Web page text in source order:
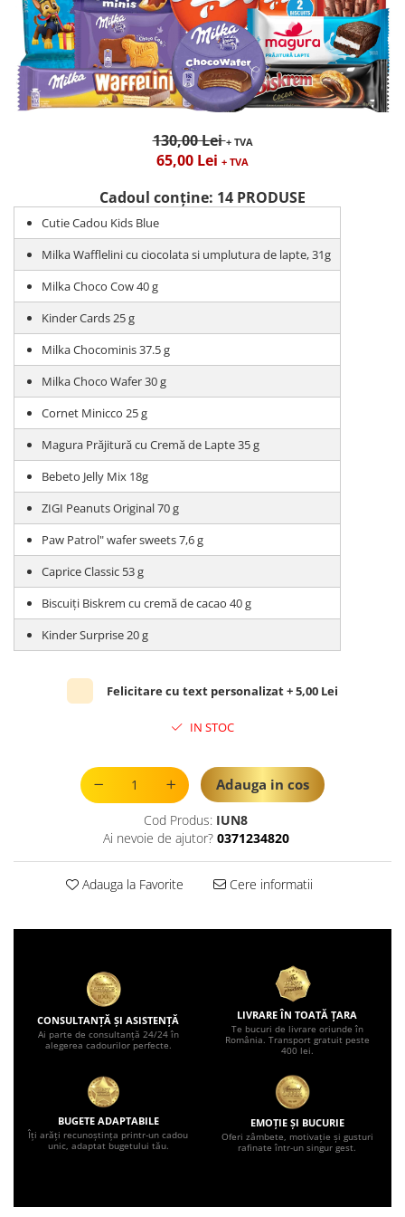
130,00 Lei+ TVA
65,00 Lei + TVA
Cadoul conține: 14 PRODUSE
Cutie Cadou Kids Blue
Milka Wafflelini cu ciocolata si umplutura de lapte, 31g
Milka Choco Cow 40 g
Kinder Cards 25 g
Milka Chocominis 37.5 g
Milka Choco Wafer 30 g
Cornet Minicco 25 g
Magura Prăjitură cu Cremă de Lapte 35 g
Bebeto Jelly Mix 18g
ZIGI Peanuts Original 70 g
Paw Patrol" wafer sweets 7,6 g
Caprice Classic 53 g
Biscuiți Biskrem cu cremă de cacao 40 g
Kinder Surprise 20 g
Felicitare cu text personalizat + 5,00 Lei
IN STOC
Adauga in cos
Cod Produs: IUN8
Ai nevoie de ajutor? 0371234820
Adauga la Favorite Cere informatii
CONSULTANȚĂ ȘI ASISTENȚĂ
Ai parte de consultanță 24/24 în
alegerea cadourilor perfecte.
LIVRARE ÎN TOATĂ ȚARA
Te bucuri de livrare oriunde în
România. Transport gratuit peste
400 lei.
BUGETE ADAPTABILE
Îți arăți recunoștința printr-un cadou
unic, adaptat bugetului tău.
EMOȚIE ȘI BUCURIE
Oferi zâmbete, motivație și gusturi
rafinate într-un singur gest.